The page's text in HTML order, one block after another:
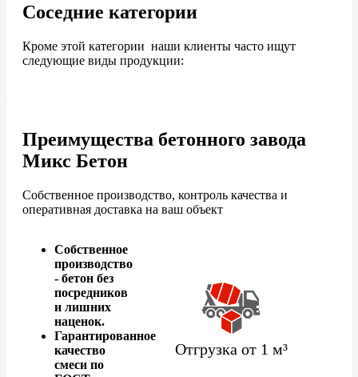
Соседние категории
Кроме этой категории наши клиенты часто ищут
следующие виды продукции:
Преимущества бетонного завода
Микс Бетон
Собственное производство, контроль качества и
оперативная доставка на ваш объект
Собственное
производство
- бетон без
посредников
и лишних
наценок.
Гарантированное
качество
смеси по
Отгрузка от 1 м³